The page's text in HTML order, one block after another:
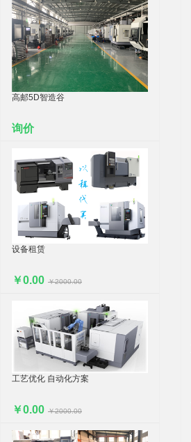
高邮5D智造谷
询价
设备租赁
￥0.00 ￥2000.00
工艺优化 自动化方案
￥0.00 ￥2000.00